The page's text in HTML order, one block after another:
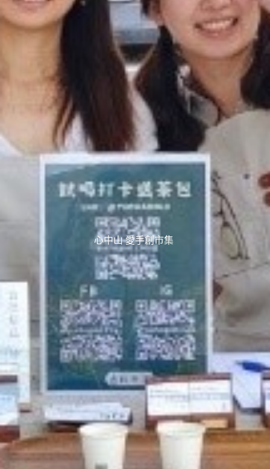
心中山 愛手創市集